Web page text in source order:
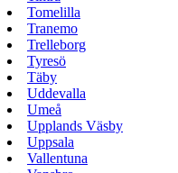
Tomelilla
Tranemo
Trelleborg
Tyresö
Täby
Uddevalla
Umeå
Upplands Väsby
Uppsala
Vallentuna